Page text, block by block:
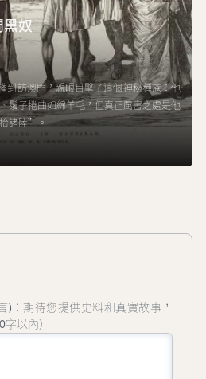
黑奴
到訪澳門，親眼目擊了這個神秘種族：他
子捲曲如綿羊毛，但真正厲害之處是他
諸陸”。
)：期待您提供史料和真實故事，
以內）